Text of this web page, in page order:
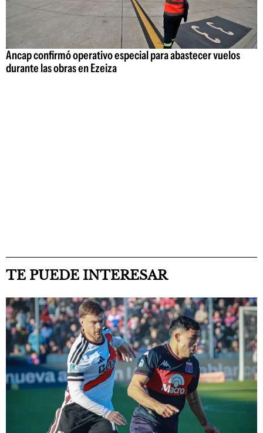
Ancap confirmó operativo especial para abastecer vuelos
durante las obras en Ezeiza
TE PUEDE INTERESAR